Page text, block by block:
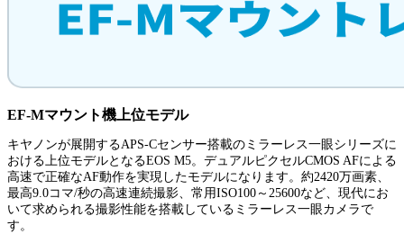
EF-Mマウント機上位モデル
キヤノンが展開するAPS-Cセンサー搭載のミラーレス一眼シリーズに
おける上位モデルとなるEOS M5。デュアルピクセルCMOS AFによる
高速で正確なAF動作を実現したモデルになります。約2420万画素、
最高9.0コマ/秒の高速連続撮影、常用ISO100～25600など、現代にお
いて求められる撮影性能を搭載しているミラーレス一眼カメラで
す。